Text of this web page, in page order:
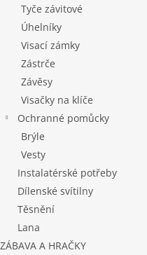
Tyče závitové
Úhelníky
Visací zámky
Zástrče
Závěsy
Visačky na klíče
Ochranné pomůcky
Brýle
Vesty
Instalatérské potřeby
Dílenské svítilny
Těsnění
Lana
ZÁBAVA A HRAČKY